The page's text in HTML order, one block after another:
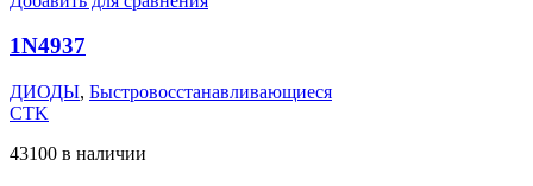
1N4937
ДИОДЫ, Быстровосстанавливающиеся
CTK
43100 в наличии